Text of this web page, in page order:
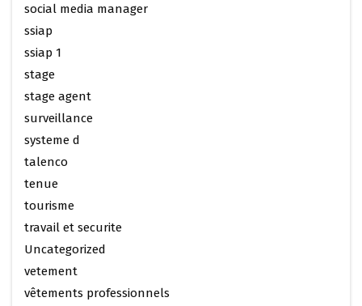
social media manager
ssiap
ssiap 1
stage
stage agent
surveillance
systeme d
talenco
tenue
tourisme
travail et securite
Uncategorized
vetement
vêtements professionnels